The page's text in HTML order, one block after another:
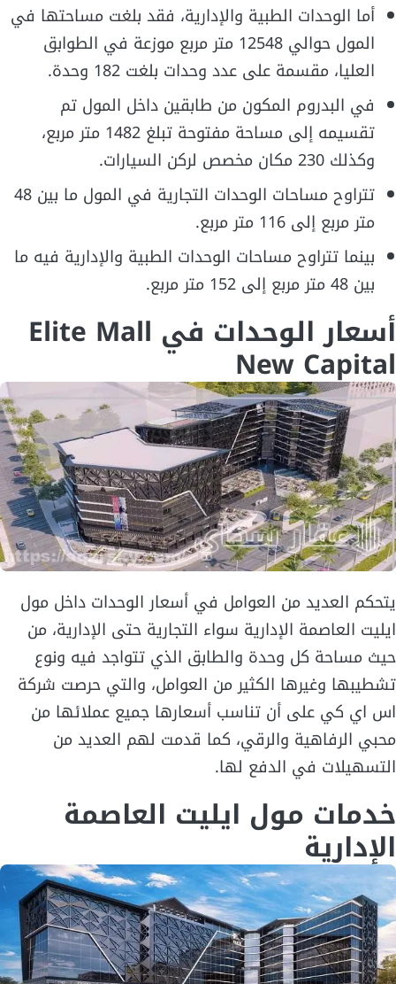
أما الوحدات الطبية والإدارية، فقد بلغت مساحتها في
المول حوالي 12548 متر مربع موزعة في الطوابق
العليا، مقسمة على عدد وحدات بلغت 182 وحدة.
في البدروم المكون من طابقين داخل المول تم
تقسيمه إلى مساحة مفتوحة تبلغ 1482 متر مربع،
وكذلك 230 مكان مخصص لركن السيارات.
تتراوح مساحات الوحدات التجارية في المول ما بين 48
متر مربع إلى 116 متر مربع.
بينما تتراوح مساحات الوحدات الطبية والإدارية فيه ما
بين 48 متر مربع إلى 152 متر مربع.
أسعار الوحدات في Elite Mall
New Capital
يتحكم العديد من العوامل في أسعار الوحدات داخل مول
ايليت العاصمة الإدارية سواء التجارية حتى الإدارية، من
حيث مساحة كل وحدة والطابق الذي تتواجد فيه ونوع
تشطيبها وغيرها الكثير من العوامل، والتي حرصت شركة
اس اي كي على أن تناسب أسعارها جميع عملائها من
محبي الرفاهية والرقي، كما قدمت لهم العديد من
التسهيلات في الدفع لها.
خدمات مول ايليت العاصمة
الإدارية